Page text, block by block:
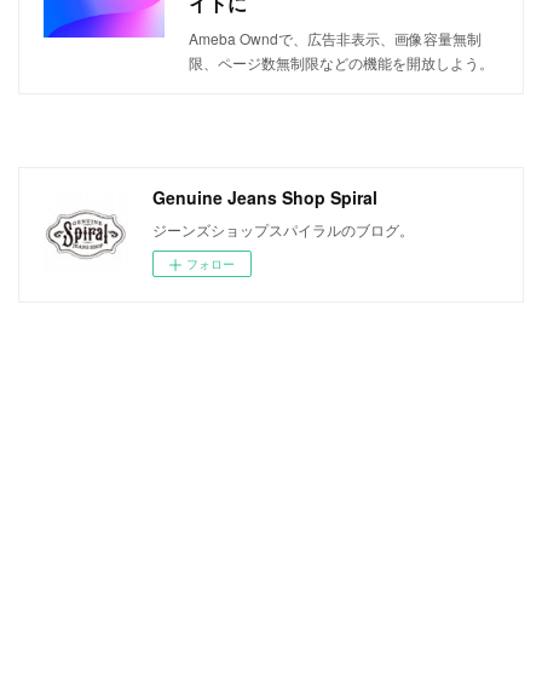
Ameba Owndで、広告非表示、画像容量無制
限、ページ数無制限などの機能を開放しよう。
Genuine Jeans Shop Spiral
ジーンズショップスパイラルのブログ。
フォロー